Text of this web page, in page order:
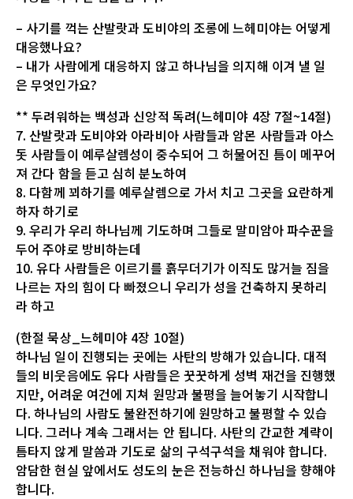
– 사기를 꺽는 산발랏과 도비야의 조롱에 느헤미야는 어떻게
대응했나요?
– 내가 사람에게 대응하지 않고 하나님을 의지해 이겨 낼 일
은 무엇인가요?
** 두려워하는 백성과 신앙적 독려(느헤미야 4장 7절~14절)
7. 산발랏과 도비야와 아라비아 사람들과 암몬 사람들과 아스
돗 사람들이 예루살렘성이 중수되어 그 허물어진 틈이 메꾸어
져 간다 함을 듣고 심히 분노하여
8. 다함께 꾀하기를 예루살렘으로 가서 치고 그곳을 요란하게
하자 하기로
9. 우리가 우리 하나님께 기도하며 그들로 말미암아 파수꾼을
두어 주야로 방비하는데
10. 유다 사람들은 이르기를 흙무더기가 이직도 많거늘 짐을
나르는 자의 힘이 다 빠졌으니 우리가 성을 건축하지 못하리
라 하고
(한절 묵상_느헤미야 4장 10절)
하나님 일이 진행되는 곳에는 사탄의 방해가 있습니다. 대적
들의 비웃음에도 유다 사람들은 꿋꿋하게 성벽 재건을 진행했
지만, 어려운 여건에 지쳐 원망과 불평을 늘어놓기 시작합니
다. 하나님의 사람도 불완전하기에 원망하고 불평할 수 있습
니다. 그러나 계속 그래서는 안 됩니다. 사탄의 간교한 계략이
틈타지 않게 말씀과 기도로 삶의 구석구석을 채워야 합니다.
암담한 현실 앞에서도 성도의 눈은 전능하신 하나님을 향해야
합니다.